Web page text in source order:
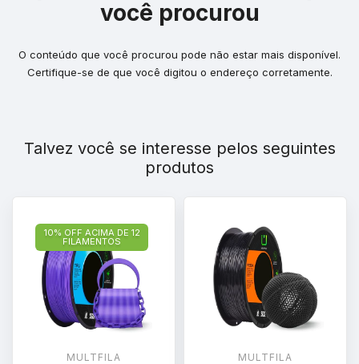
você procurou
O conteúdo que você procurou pode não estar mais disponível.
Certifique-se de que você digitou o endereço corretamente.
Talvez você se interesse pelos seguintes
produtos
10% OFF ACIMA DE 12
FILAMENTOS
MULTFILA MULTFILA